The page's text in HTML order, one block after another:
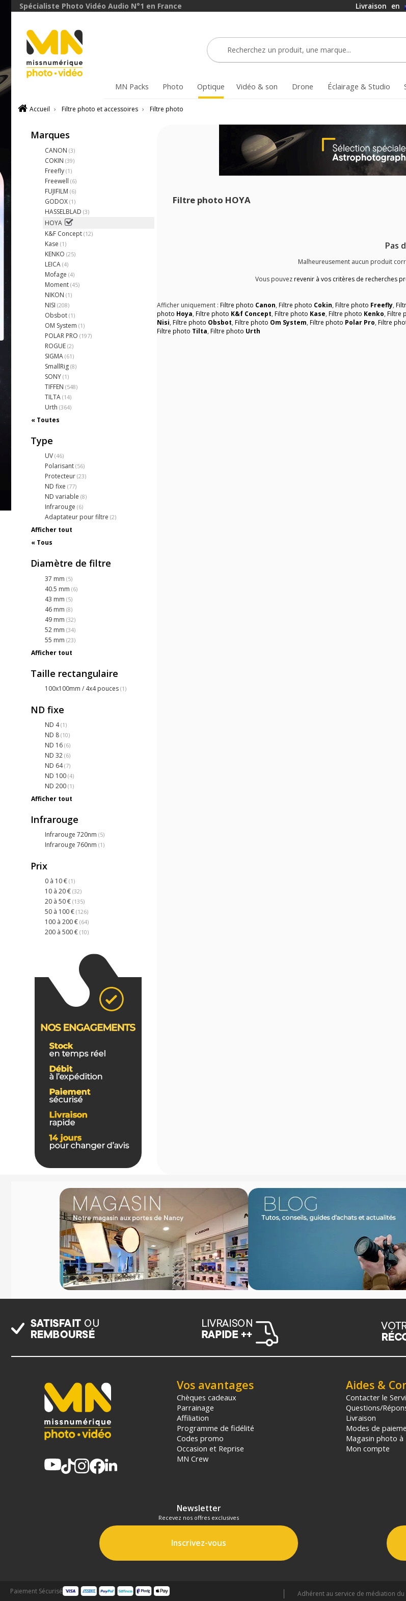
Spécialiste Photo Vidéo Audio N°1 en France Livraison en
MN Packs Photo Optique Vidéo & son Drone Éclairage & Studio
Accueil › Filtre photo et accessoires › Filtre photo
Marques
CANON (3)
COKIN (39)
Freefly (1)
Freewell (6)
FUJIFILM (6)
GODOX (1)
HASSELBLAD (3)
HOYA
K&F Concept (12)
Kase (1)
KENKO (25)
LEICA (4)
Mofage (4)
Moment (45)
NIKON (1)
NISI (208)
Obsbot (1)
OM System (1)
POLAR PRO (197)
ROGUE (2)
SIGMA (61)
SmallRig (8)
SONY (1)
TIFFEN (548)
TILTA (14)
Urth (364)
« Toutes
Type
UV (46)
Polarisant (56)
Protecteur (23)
ND fixe (77)
ND variable (8)
Infrarouge (6)
Adaptateur pour filtre (2)
Afficher tout
« Tous
Diamètre de filtre
37 mm (5)
40.5 mm (6)
43 mm (5)
46 mm (8)
49 mm (32)
52 mm (34)
55 mm (23)
Afficher tout
Taille rectangulaire
100x100mm / 4x4 pouces (1)
ND fixe
ND 4(1)
ND 8 (10)
ND 16 (6)
ND 32 (6)
ND 64(7)
ND 100 (4)
ND 200 (1)
Afficher tout
Infrarouge
Infrarouge 720nm (5)
Infrarouge 760nm (1)
Prix
0 à 10 € (1)
10 à 20 € (32)
20 à 50 € (135)
50 à 100 € (126)
100 à 200 € (64)
200 à 500 € (10)
Filtre photo HOYA
Pas
Malheureusement aucun produit
Vous pouvezrevenir à vos critères de recherches
Afficher uniquement :Filtre photo Canon,Filtre photo Cokin,Filtre photo Freefly,
photo Hoya,Filtre photo K&f Concept,Filtre photo Kase,Filtre photo Kenko,Filtre
Nisi,Filtre photo Obsbot,Filtre photo Om System,Filtre photo Polar Pro,Filtre
Filtre photo Tilta,Filtre photo Urth
Vos avantages
Chèques cadeaux
Parrainage
Affiliation
Programme de fidélité
Codes promo
Occasion et Reprise
MN Crew
Aides &
Contacter le
Questions/
Livraison
Modes de
Magasin photo à
Mon compte
Newsletter
Recevez nos offres exclusives
Inscrivez-vous
Paiement Sécurisé Adhérent au service de médiation